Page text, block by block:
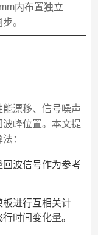
内布置独立
。
漂移、信号噪声
峰位置。本文提
：
波信号作为参考
进行互相关计
时间变化量。